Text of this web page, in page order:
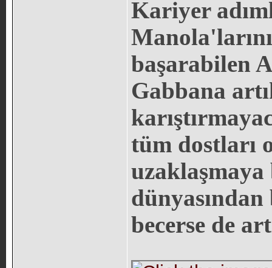
Kariyer
başarabilen
Gabbana
tüm dostları
becerse de